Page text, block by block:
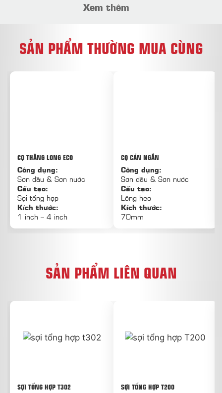
Xem thêm
SẢN PHẨM THƯỜNG MUA CÙNG
CỌ THĂNG LONG ECO
Công dụng:
Sơn dầu & Sơn nước
Cấu tạo:
Sợi tổng hợp
Kích thước:
1 inch – 4 inch
CỌ CÁN NGẮN
Công dụng:
Sơn dầu & Sơn nước
Cấu tạo:
Lông heo
Kích thước:
70mm
SẢN PHẨM LIÊN QUAN
SỢI TỔNG HỢP T302
SỢI TỔNG HỢP T200